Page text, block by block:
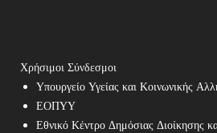
Χρήσιμοι Σύνδεσμοι
Υπουργείο Υγείας και Κοινωνικής
ΕΟΠΥΥ
Εθνικό Κέντρο Δημόσιας Διοίκησης